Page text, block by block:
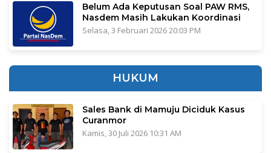
Belum Ada Keputusan Soal PAW RMS,
Nasdem Masih Lakukan Koordinasi
Selasa, 3 Februari 2026 20:03 PM
HUKUM
Sales Bank di Mamuju Diciduk Kasus
Curanmor
Kamis, 30 Juli 2026 10:31 AM